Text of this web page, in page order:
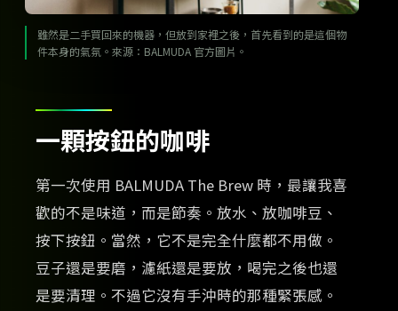
雖然是二手買回來的機器，但放到家裡之後，首先看到的是這個物
件本身的氣氛。來源：BALMUDA 官方圖片。
一顆按鈕的咖啡
第一次使用 BALMUDA The Brew 時，最讓我喜
歡的不是味道，而是節奏。放水、放咖啡豆、
按下按鈕。當然，它不是完全什麼都不用做。
豆子還是要磨，濾紙還是要放，喝完之後也還
是要清理。不過它沒有手沖時的那種緊張感。